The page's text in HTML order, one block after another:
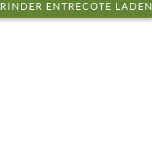
ENTRECOTE LADEN